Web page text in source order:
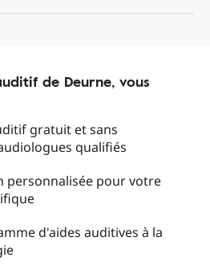
de Deurne, vous
gratuit et sans
qualifiés
personnalisée pour votre
d'aides auditives à la